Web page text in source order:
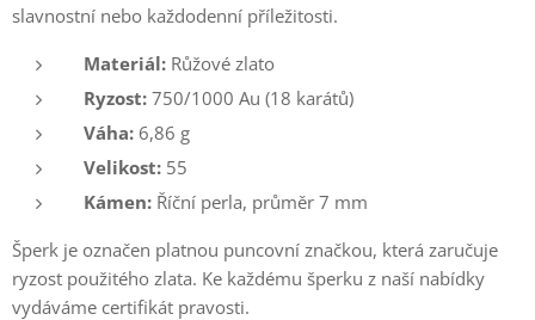
slavnostní nebo každodenní příležitosti.
Materiál: Růžové zlato
Ryzost: 750/1000 Au (18 karátů)
Váha: 6,86 g
Velikost: 55
Kámen: Říční perla, průměr 7 mm
Šperk je označen platnou puncovní značkou, která zaručuje
ryzost použitého zlata. Ke každému šperku z naší nabídky
vydáváme certifikát pravosti.